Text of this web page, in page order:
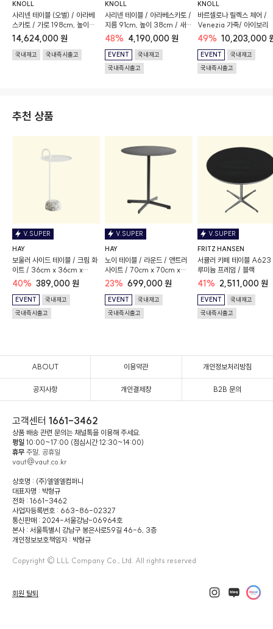
KNOLL
사리넨 테이블 (오벌) / 아라베
스카토 / 가로 198cm, 높이
74cm / 새틴 마감
14,624,000 원
국내재고 국내즉시출고
KNOLL
사리넨 테이블 / 아라베스카토 /
지름 91cm, 높이 38cm / 새틴
마감
48% 4,190,000 원
EVENT
국내재고
국내즉시출고
KNOLL
바르셀로나 릴렉스 체어 /
Venezia 가죽/ 아이보리
49% 10,203,000
EVENT
국내재고
국내즉시출고
추천 상품
V.SUPER
HAY
보울러 사이드 테이블 / 크림 화
이트 / 36cm x 36cm x
70.5cm
40% 389,000 원
EVENT
국내재고
국내즉시출고
V.SUPER
HAY
노이 테이블 / 라운드 / 앤트러
사이트 / 70cm x 70cm x
74cm
23% 699,000 원
EVENT
국내재고
국내즉시출고
V.SUPER
FRITZ HANSEN
서큘러 카페 테이블
루미늄 프레임 / 블랙
41% 2,511,000 원
EVENT
국내재고
국내즉시출고
ABOUT 이용약관 개인정보처리방침
공지사항 개인결제창 B2B 문의
고객센터 1661-3462
상품 배송 관련 문의는 채널톡을 이용해 주세요.
평일 10:00~17:00 (점심시간 12:30~14:00)
휴무 주말, 공휴일
vaut@vaut.co.kr
상호명 : (주)엘엘엘컴퍼니
대표자명 : 박형규
전화 : 1661-3462
사업자등록번호 : 663-86-02327
통신판매 : 2024-서울강남-06964호
본사 : 서울특별시 강남구 봉은사로59길 46-6, 3층
개인정보보호책임자 : 박형규
Copyright © LLL Company Co., Ltd. All rights reserved
회원 탈퇴